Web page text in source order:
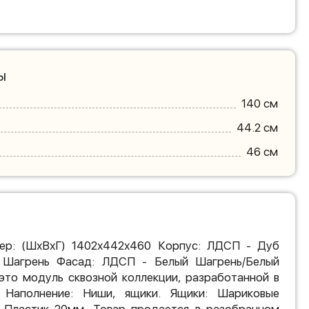
140 см
44.2 см
46 см
(ШхВхГ) 1402х442х460 Корпус: ЛДСП - Дуб
Шагрень Фасад: ЛДСП - Белый Шагрень/Белый
модуль сквозной коллекции, разработанной в
Наполнение: Ниши, ящики. Ящики: Шариковые